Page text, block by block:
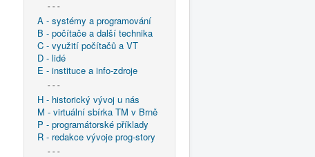
- - -
A - systémy a programování
B - počítače a další technika
C - využití počítačů a VT
D - lidé
E - instituce a info-zdroje
- - -
H - historický vývoj u nás
M - virtuální sbírka TM v Brně
P - programátorské příklady
R - redakce vývoje prog-story
- - -